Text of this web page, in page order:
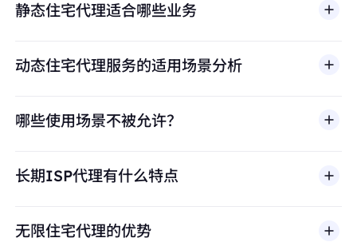
静态住宅代理适合哪些业务
亚马逊、eBay、Shopify等平台的多账号运营，
保持每个店铺独立的IP身份，防止平台风控检测
动态住宅代理服务的适用场景分析
哪些使用场景不被允许？
滥用、未经授权访问、绕过安全机制，或违反适用法律
业场景，包括公开网页数据访问、
、价格监
长期ISP代理有什么特点
无限住宅代理的优势